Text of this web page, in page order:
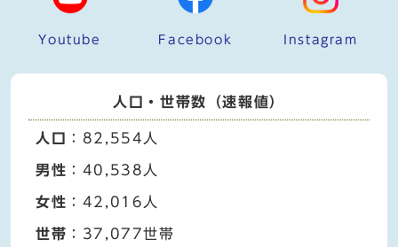
Youtube Facebook Instagram
人口・世帯数（速報値）
人口 ：82,554人
男性 ：40,538人
女性 ：42,016人
世帯 ：37,077世帯